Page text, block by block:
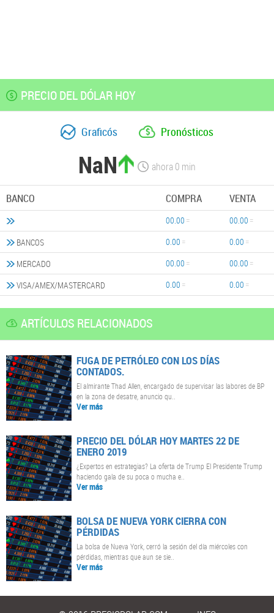
PRECIO DEL DÓLAR HOY
Graficós Pronósticos
NaN ahora0 min
BANCO COMPRA VENTA
00.00
00.00
BANCOS
0.00
0.00
MERCADO
00.00
00.00
VISA/AMEX/MASTERCARD
0.00 0.00
ARTÍCULOS RELACIONADOS
FUGA DE PETRÓLEO CON LOS DÍAS
CONTADOS.
El almirante Thad Allen, encargado de supervisar las labores de BP
en la zona de desatre, anuncio qu..
Ver más
PRECIO DEL DÓLAR HOY MARTES 22 DE
ENERO 2019
¿Expertos en estrategias? La oferta de Trump El Presidente Trump
haciendo gala de su poca o mucha e..
Ver más
BOLSA DE NUEVA YORK CIERRA CON
PÉRDIDAS
La bolsa de Nueva York, cerró la sesión del día miércoles con
pérdidas, mientras que aun se sie..
Ver más